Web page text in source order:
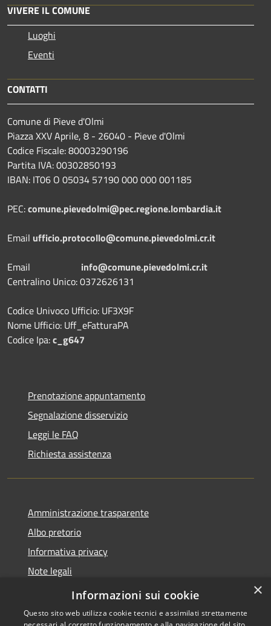
VIVERE IL COMUNE
Luoghi
Eventi
CONTATTI
Comune di Pieve d'Olmi
Piazza XXV Aprile, 8 - 26040 - Pieve d'Olmi
Codice Fiscale: 80003290196
Partita IVA: 00302850193
IBAN: IT06 O 05034 57190 000 000 001185
PEC:comune.pievedolmi@pec.regione.lombardia.it
Email ufficio.protocollo@comune.pievedolmi.cr.it
Email info@comune.pievedolmi.cr.it
Centralino Unico: 0372626131
Codice Univoco Ufficio: UF3X9F
Nome Ufficio: Uff_eFatturaPA
Codice Ipa:c_g647
Prenotazione appuntamento
Segnalazione disservizio
Leggi le FAQ
Richiesta assistenza
Amministrazione trasparente
Albo pretorio
Informativa privacy
Note legali
Dichiarazione di accessibilità
×
Informazioni sui cookie
Questo sito web utilizza cookie tecnici e assimilati strettamente